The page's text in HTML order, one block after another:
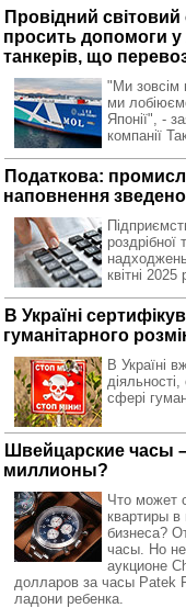
Провідний
просить допомоги у
танкерів, що
"Ми зовсім
ми
Японії", -
компанії
Податкова:
наповнення
роздрібної
квітні 2025
В Україні
гуманітарного
В Україні
сфері
Швейцарские часы
миллионы?
Что может
квартиры
бизнеса?
часы. Но
аукционе
долларов за часы Patek
ладони ребенка.